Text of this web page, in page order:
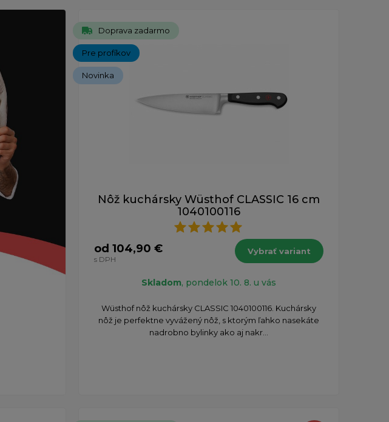
Doprava zadarmo
Pre profíkov
Novinka
Nôž kuchársky Wüsthof CLASSIC 16 cm
1040100116
od 104,90 €
s DPH
Vybrať variant
Skladom, pondelok 10. 8. u vás
Wüsthof nôž kuchársky CLASSIC 1040100116. Kuchársky
nôž je perfektne vyvážený nôž, s ktorým ľahko nasekáte
nadrobno bylinky ako aj nakr...